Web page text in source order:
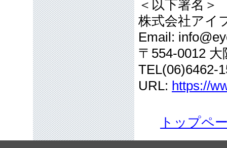
＜以下署名＞
株式会社アイ
Email:
〒554-0012
TEL(06)6462-
URL: https://
トップペ